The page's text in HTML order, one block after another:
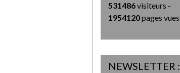
531486visiteurs -
1954120pages vues
NEWSLETTER :